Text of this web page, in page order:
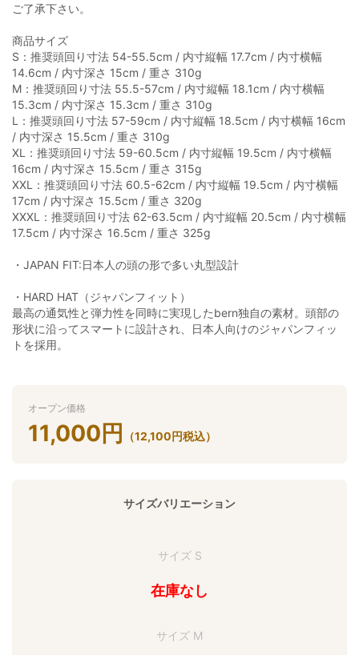
ご了承下さい。
商品サイズ
S：推奨頭回り寸法 54-55.5cm / 内寸縦幅 17.7cm / 内寸横幅
14.6cm / 内寸深さ 15cm / 重さ 310g
M：推奨頭回り寸法 55.5-57cm / 内寸縦幅 18.1cm / 内寸横幅
15.3cm / 内寸深さ 15.3cm / 重さ 310g
L：推奨頭回り寸法 57-59cm / 内寸縦幅 18.5cm / 内寸横幅 16cm
/ 内寸深さ 15.5cm / 重さ 310g
XL：推奨頭回り寸法 59-60.5cm / 内寸縦幅 19.5cm / 内寸横幅
16cm / 内寸深さ 15.5cm / 重さ 315g
XXL：推奨頭回り寸法 60.5-62cm / 内寸縦幅 19.5cm / 内寸横幅
17cm / 内寸深さ 15.5cm / 重さ 320g
XXXL：推奨頭回り寸法 62-63.5cm / 内寸縦幅 20.5cm / 内寸横幅
17.5cm / 内寸深さ 16.5cm / 重さ 325g
・JAPAN FIT:日本人の頭の形で多い丸型設計
・HARD HAT（ジャパンフィット）
最高の通気性と弾力性を同時に実現したbern独自の素材。頭部の
形状に沿ってスマートに設計され、日本人向けのジャパンフィッ
トを採用。
オープン価格
11,000円 （12,100円税込）
サイズバリエーション
サイズ S
在庫なし
サイズ M